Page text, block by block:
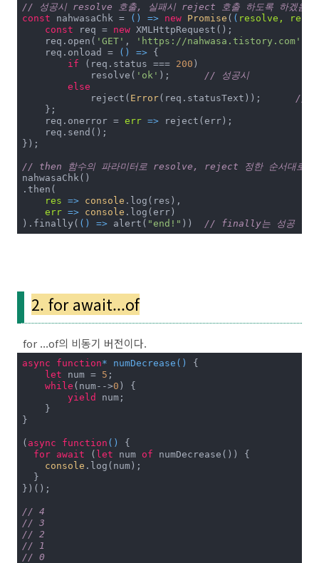
// 성공시 resolve 호출, 실패시 reject 호출 하도록 하겠음
const nahwasaChk = () => new Promise ( ( resolve,
const req = new XMLHttpRequest();
    req.open(
'GET' , 'https://nahwasa.tistory.com'
    req.onload =
() => {
if (req.status === 200 )
            resolve(
'ok'
// 성공시
else
            reject(
Error
//
    };
    req.onerror =
err => reject(err);
    req.send();
});
// then 함수의 파라미터로 resolve, reject 정한 순서대로 처
nahwasaChk()
.then(
res => console .log(res),
err => console .log(err)
).finally( () => alert( "end!" // finally는 성공 실패
2. for await...of
for ...of의 비동기 버전이다.
async function* numDecrease ( ) {
let num = 5 ;
while (num-->0 ) {
yield num;
    }
}
( async function ( ) {
for
await ( let num of numDecrease()) {
console .log(num);
  }
})();
// 4
// 3
// 2
// 1
// 0